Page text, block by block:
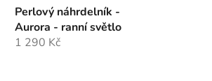
Perlový náhrdelník -
Aurora - ranní světlo
1 290 Kč